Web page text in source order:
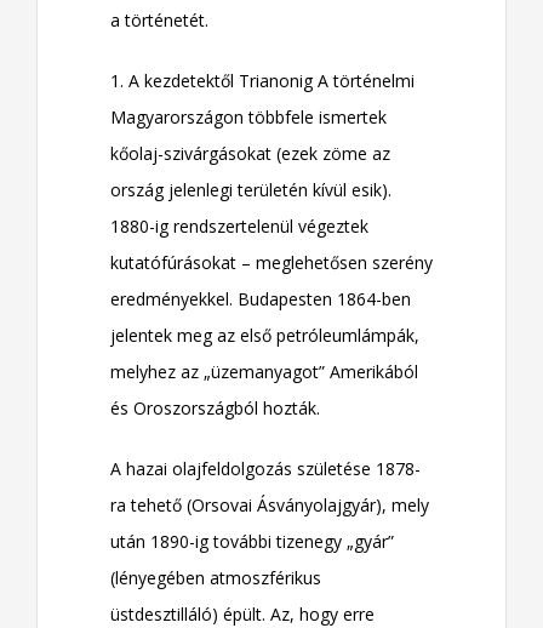
a történetét.
1. A kezdetektől Trianonig A történelmi
Magyarországon többfele ismertek
kőolaj-szivárgásokat (ezek zöme az
ország jelenlegi területén kívül esik).
1880-ig rendszertelenül végeztek
kutatófúrásokat – meglehetősen szerény
eredményekkel. Budapesten 1864-ben
jelentek meg az első petróleumlámpák,
melyhez az „üzemanyagot” Amerikából
és Oroszországból hozták.
A hazai olajfeldolgozás születése 1878-
ra tehető (Orsovai Ásványolajgyár), mely
után 1890-ig további tizenegy „gyár”
(lényegében atmoszférikus
üstdesztilláló) épült. Az, hogy erre